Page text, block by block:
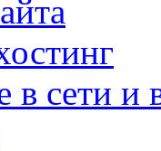
в сети и